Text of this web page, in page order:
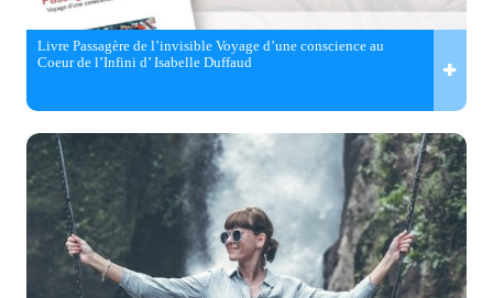
Livre Passagère de l’invisible Voyage d’une conscience au
Coeur de l’Infini d’ Isabelle Duffaud